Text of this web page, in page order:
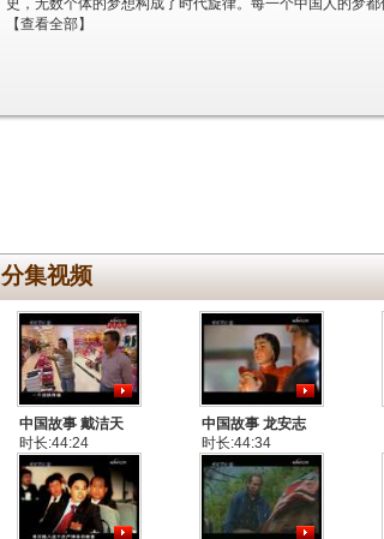
史，无数个体的梦想构成了时代旋律。每一个中国人的梦
【查看全部】
分集视频
中国故事 戴洁天
时长:44:24
中国故事 龙安志
时长:44:34